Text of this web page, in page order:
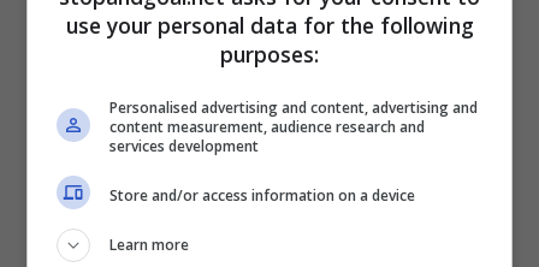
sembrava solo una battuta, però, nelle ultime
ore sta diventando un’ipotesi concreta.
use your personal data for the following
purposes:
Personalised advertising and content, advertising and
content measurement, audience research and
services development
Store and/or access information on a device
Learn more